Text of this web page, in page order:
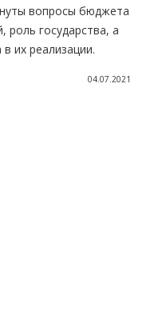
вопросы бюджета
роль государства, а
их реализации.
04.07.2021